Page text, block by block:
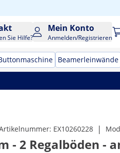
Sie Hilfe?
Mein Konto
Anmelden/Registrieren
Beamerleinwände
EX10260228 |
- 2 Regalböden -